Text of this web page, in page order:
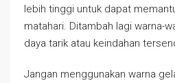
lebih tinggi untuk dapat
matahari. Ditambah lagi warna-
daya tarik atau keindahan
Jangan menggunakan warna